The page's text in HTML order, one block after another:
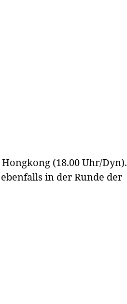
(18.00 Uhr/Dyn).
in der Runde der